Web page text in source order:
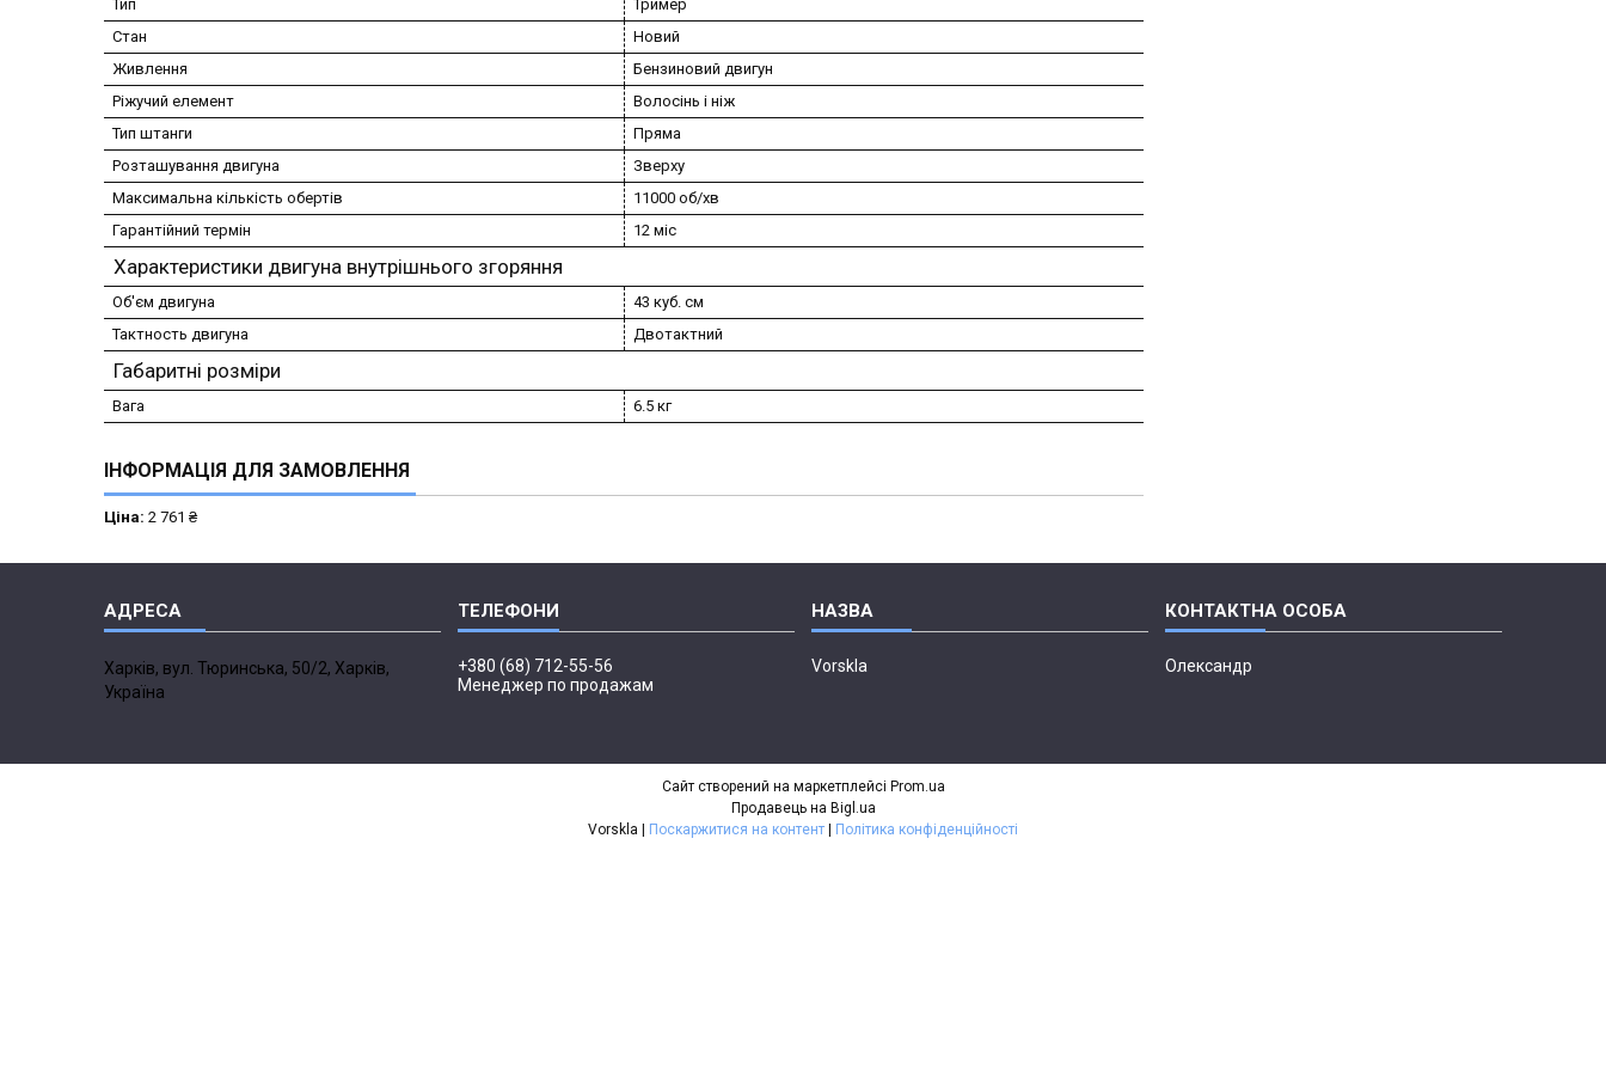
Тип
Тример
Стан
Новий
Живлення
Бензиновий двигун
Ріжучий елемент
Волосінь і ніж
Тип штанги
Пряма
Розташування двигуна
Зверху
Максимальна кількість обертів
11000 об/хв
Гарантійний термін
12 міс
Характеристики двигуна внутрішнього згоряння
Об'єм двигуна
43 куб. см
Тактность двигуна
Двотактний
Габаритні розміри
Вага 6.5 кг
ІНФОРМАЦІЯ ДЛЯ ЗАМОВЛЕННЯ
Ціна: 2 761 ₴
Харків, вул. Тюринська, 50/2, Харків,
Україна
+380 (68) 712-55-56
Менеджер по продажам
Vorskla Олександр
Сайт створений на маркетплейсі Prom.ua
Продавець на Bigl.ua
Поскаржитися на контент Політика конфіденційності